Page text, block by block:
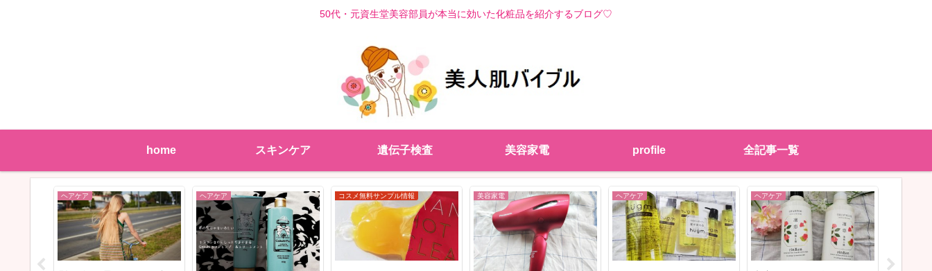
50代・元資生堂美容部員が本当に効いた化粧品を紹介するブログ♡
home スキンケア 遺伝子検査 美容家電 profile 全記事一覧
ヘアケア ヘアケア コスメ無料サンプル情報 美容家電 ヘアケア ヘアケア